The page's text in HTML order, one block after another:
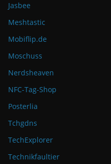
Jasbee
Meshtastic
Mobiflip.de
Moschuss
Nerdsheaven
NFC-Tag-Shop
Posterlia
Tchgdns
TechExplorer
Technikfaultier